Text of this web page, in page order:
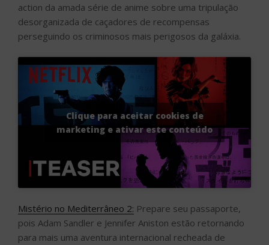
action da amada série de anime sobre uma tripulação
desorganizada de caçadores de recompensas
perseguindo os criminosos mais perigosos da galáxia.
Clique para aceitar cookies de
marketing e ativar este conteúdo
Mistério no Mediterrâneo 2: Prepare seu passaporte,
pois Adam Sandler e Jennifer Aniston estão retornando
para mais uma aventura internacional recheada de